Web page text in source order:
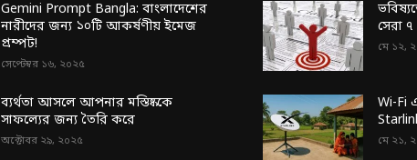
Gemini Prompt Bangla: বাংলাদেশের
নারীদের জন্য ১০টি আকর্ষণীয় ইমেজ
প্রম্পট!
সেপ্টেম্বর ১৬, ২০২৫
ব্যর্থতা আসলে আপনার মস্তিষ্ককে
সাফল্যের জন্য তৈরি করে
অক্টোবর ২৯, ২০২৫
সেরা
মে ১২,
Wi-Fi
মে ২১,